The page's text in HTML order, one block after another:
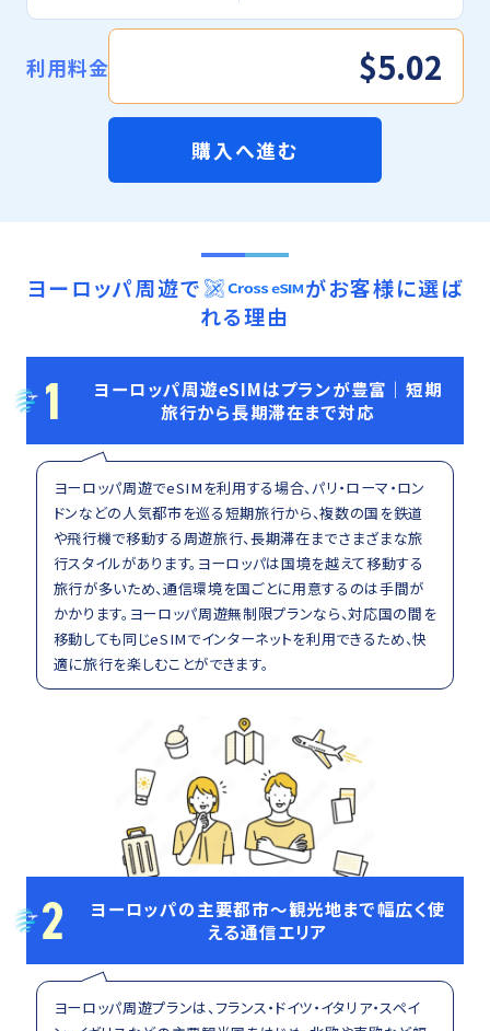
利用料金 $5.02
購入へ進む
ヨーロッパ周遊で
がお客様に選ば
れる理由
1
ヨーロッパ周遊eSIMはプランが豊富｜短期
旅行から長期滞在まで対応
ヨーロッパ周遊でeSIMを利用する場合、パリ・ローマ・ロン
ドンなどの人気都市を巡る短期旅行から、複数の国を鉄道
や飛行機で移動する周遊旅行、長期滞在までさまざまな旅
行スタイルがあります。ヨーロッパは国境を越えて移動する
旅行が多いため、通信環境を国ごとに用意するのは手間が
かかります。ヨーロッパ周遊無制限プランなら、対応国の間を
移動しても同じeSIMでインターネットを利用できるため、快
適に旅行を楽しむことができます。
2
ヨーロッパの主要都市～観光地まで幅広く使
える通信エリア
ヨーロッパ周遊プランは、フランス・ドイツ・イタリア・スペイ